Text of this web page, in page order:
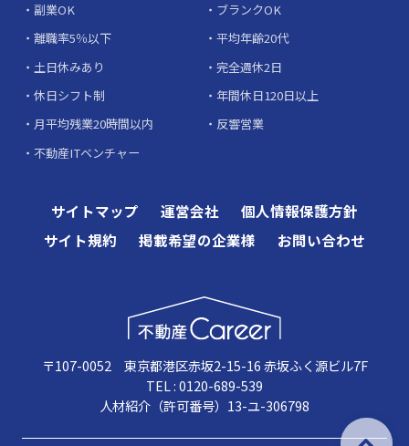
副業OK
ブランクOK
離職率5％以下
平均年齢20代
土日休みあり
完全週休2日
休日シフト制
年間休日120日以上
月平均残業20時間以内
反響営業
不動産ITベンチャー
サイトマップ 運営会社
個人情報保護方針
サイト規約
掲載希望の企業様 お問い合わせ
〒107-0052 東京都港区赤坂2-15-16 赤坂ふく源ビル7F
TEL : 0120-689-539
人材紹介（許可番号）13-ユ-306798